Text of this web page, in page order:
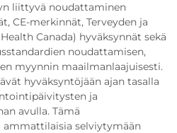
liittyvä noudattaminen
CE-merkinnät, Terveyden ja
Canada) hyväksynnät sekä
noudattamisen,
myynnin maailmanlaajuisesti.
hyväksyntöjään ajan tasalla
ja
avulla. Tämä
ammattilaisia selviytymään